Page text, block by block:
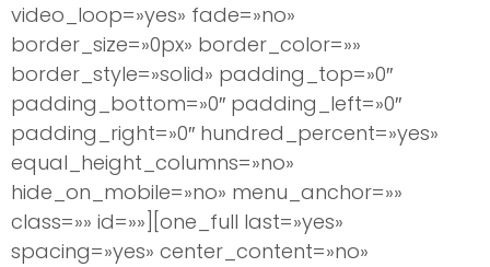
video_loop=»yes» fade=»no»
border_size=»0px» border_color=»»
border_style=»solid» padding_top=»0″
padding_bottom=»0″ padding_left=»0″
padding_right=»0″ hundred_percent=»yes»
equal_height_columns=»no»
hide_on_mobile=»no» menu_anchor=»»
class=»» id=»»][one_full last=»yes»
spacing=»yes» center_content=»no»